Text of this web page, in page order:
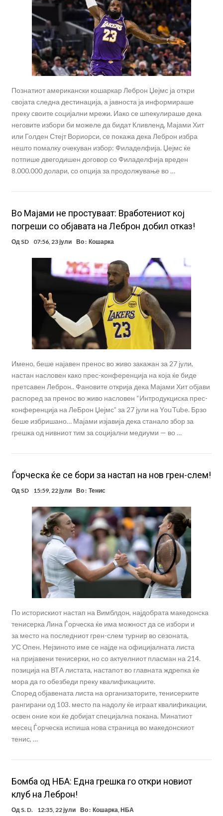
Познатиот американски кошаркар Леброн Џејмс ја откри
својата следна дестинација, а јавноста ја информираше
преку своите социјални мрежи. Иако се шпекулираше дека
неговите избори би можеле да бидат Кливленд, Мајами Хит
или Голден Стејт Вориорси, се покажа дека Леброн избра
нешто помалку очекуван избор: Филаделфија. Џејмс ќе
потпише двегодишен договор со Филаделфија вреден
8.000.000 долари, со опција за продолжување во …
Во Мајами не простуваат: Вработениот кој
погреши со објавата на Леброн добил отказ!
Од SD 07:56, 23 јули Во : Кошарка
Имено, беше најавен пренос во живо закажан за 27 јули,
настан насловен како прес-конференција на која ќе биде
претсавен Леброн.. Фановите открија дека Мајами Хит објави
распоред за пренос во живо насловен “Интродукциска прес-
конференција на ЛеБрон Џејмс” за 27 јули на YouTube. Брзо
беше избришано… Мајами изјавија дека станало збор за
грешка од нивниот тим за социјални медиуми — во …
Ѓорческа ќе се бори за настап на нов грен-слем!
Од SD 15:59, 22 јули Во : Тенис
По историскиот настап на Вимблдон, најдобрата македонска
тенисерка Лина Ѓорческа ќе има можност да се избори и
за место на последниот грен-слем турнир во сезоната,
УС Опен. Нејзиното име се најде на официјалната листа
на пријавени тенисерки, но со актуелниот пласман на 214.
позиција на ВТА листата, настапот во главната ждрепка ќе
мора да го обезбеди преку квалификациите.
Според објавената листа на организаторите, тенисерките
рангирани од 103. место па надолу ќе играат квалификации,
освен оние кои ќе добијат специјална покана. Минатиот
месец Ѓорческа испиша нова страница во македонскиот
тенис, …
Бомба од НБА: Една грешка го откри новиот
клуб на Леброн!
Од S. D. 12:35, 22 јули Во : Кошарка,НБА